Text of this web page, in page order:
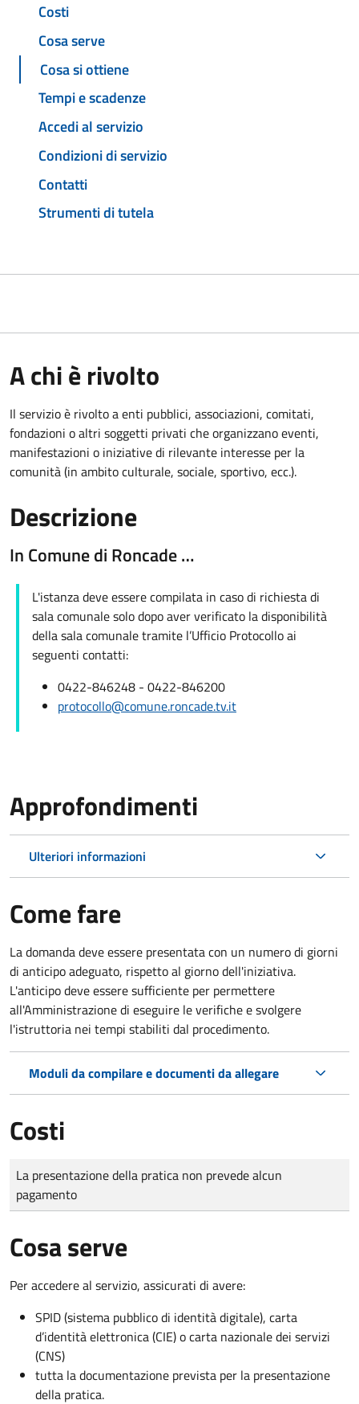
Costi
Cosa serve
Cosa si ottiene
Tempi e scadenze
Accedi al servizio
Condizioni di servizio
Contatti
Strumenti di tutela
A chi è rivolto
Il servizio è rivolto a enti pubblici, associazioni, comitati,
fondazioni o altri soggetti privati che organizzano eventi,
manifestazioni o iniziative di rilevante interesse per la
comunità (in ambito culturale, sociale, sportivo, ecc.).
Descrizione
In Comune di Roncade …
L'istanza deve essere compilata in caso di richiesta di
sala comunale solo dopo aver verificato la disponibilità
della sala comunale tramite l’Ufficio Protocollo ai
seguenti contatti:
0422-846248 - 0422-846200
protocollo@comune.roncade.tv.it
Approfondimenti
Ulteriori informazioni
Come fare
La domanda deve essere presentatacon un numero di giorni
di anticipo adeguato, rispetto al giorno dell'iniziativa.
L'anticipo deve essere sufficiente per permettere
all'Amministrazione di eseguire le verifiche e svolgere
l'istruttoria nei tempi stabiliti dal procedimento.
Moduli da compilare e documenti da allegare
Costi
Tipo di pagamento
Importo
La presentazione della pratica non prevede alcun
pagamento
Cosa serve
Per accedere al servizio, assicurati di avere:
SPID (sistema pubblico di identità digitale), carta
d’identità elettronica (CIE) o carta nazionale dei servizi
(CNS)
tutta la documentazione prevista per la presentazione
della pratica.